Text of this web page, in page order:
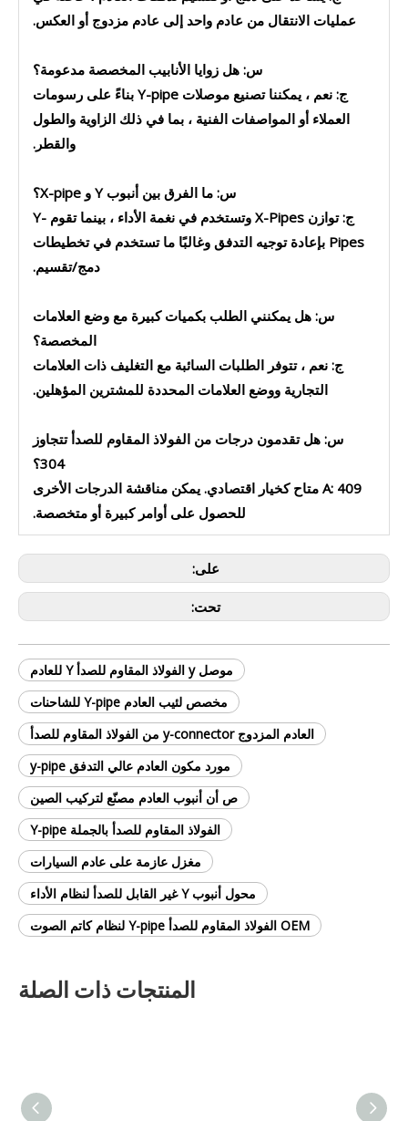
عمليات الانتقال من عادم واحد إلى عادم مزدوج أو العكس.
س: هل زوايا الأنابيب المخصصة مدعومة؟
ج: نعم ، يمكننا تصنيع موصلات Y-pipe بناءً على رسومات
العملاء أو المواصفات الفنية ، بما في ذلك الزاوية والطول
والقطر.
س: ما الفرق بين أنبوب Y و X-pipe؟
ج: توازن X-Pipes وتستخدم في نغمة الأداء ، بينما تقوم Y-
Pipes بإعادة توجيه التدفق وغالبًا ما تستخدم في تخطيطات
دمج/تقسيم.
س: هل يمكنني الطلب بكميات كبيرة مع وضع العلامات
المخصصة؟
ج: نعم ، تتوفر الطلبات السائبة مع التغليف ذات العلامات
التجارية ووضع العلامات المحددة للمشترين المؤهلين.
س: هل تقدمون درجات من الفولاذ المقاوم للصدأ تتجاوز
304؟
A: 409 متاح كخيار اقتصادي. يمكن مناقشة الدرجات الأخرى
للحصول على أوامر كبيرة أو متخصصة.
على:
تحت:
موصل y الفولاذ المقاوم للصدأ Y للعادم
مخصص لئيب العادم Y-pipe للشاحنات
العادم المزدوج y-connector من الفولاذ المقاوم للصدأ
مورد مكون العادم عالي التدفق y-pipe
ص أن أنبوب العادم مصنّع لتركيب الصين
الفولاذ المقاوم للصدأ بالجملة Y-pipe
مغزل عازمة على عادم السيارات
محول أنبوب Y غير القابل للصدأ لنظام الأداء
OEM الفولاذ المقاوم للصدأ Y-pipe لنظام كاتم الصوت
المنتجات ذات الصلة